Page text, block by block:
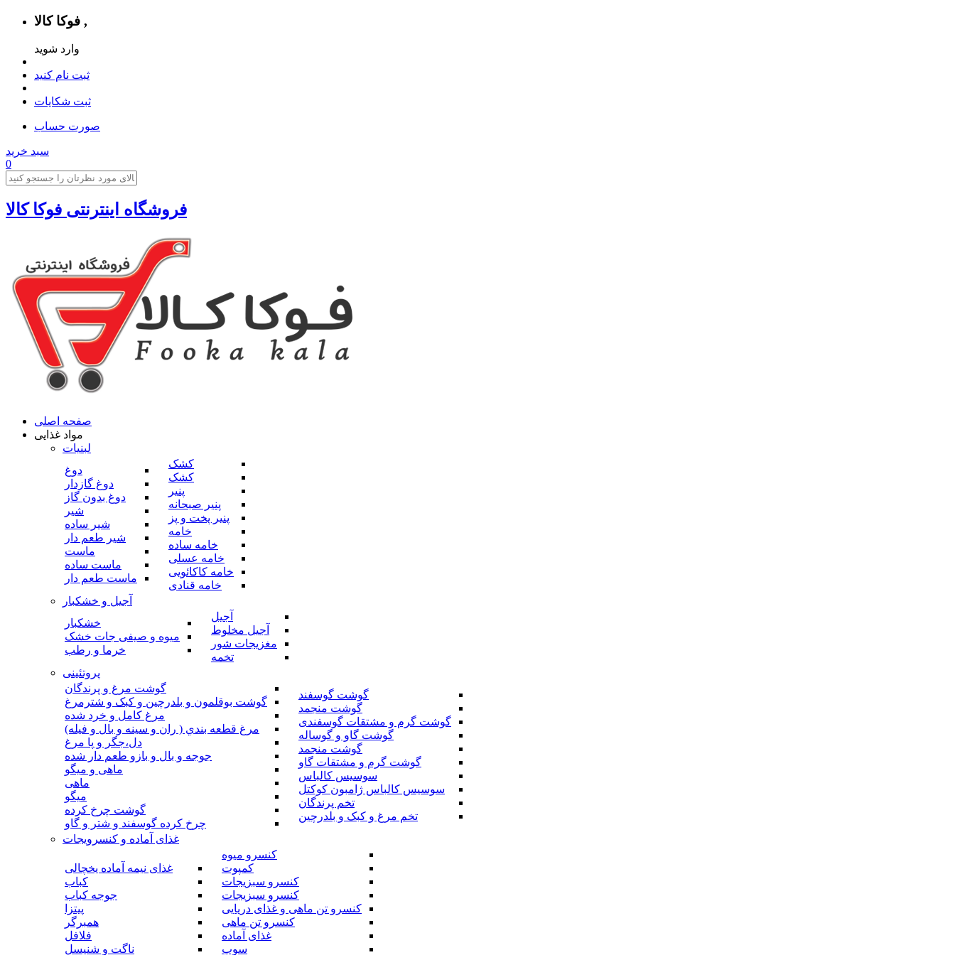
فوکا کالا ,
وارد شوید
ثبت نام کنید
ثبت شکایات
صورت حساب
سبد خرید
0
فروشگاه اینترنتی فوکا کالا
صفحه اصلی
مواد غذایی
لبنیات
کشک
کشک
پنیر
پنیر صبحانه
پنیر پخت و پز
خامه
خامه ساده
خامه عسلی
خامه کاکائویی
خامه قنادی
دوغ
دوغ گازدار
دوغ بدون گاز
شیر
شیر ساده
شیر طعم دار
ماست
ماست ساده
ماست طعم دار
آجیل و خشکبار
آجیل
آجیل مخلوط
مغزیجات شور
تخمه
خشکبار
میوه و صیفی جات خشک
خرما و رطب
پروتئینی
گوشت گوسفند
گوشت منجمد
گوشت گرم و مشتقات گوسفندی
گوشت گاو و گوساله
گوشت منجمد
گوشت گرم و مشتقات گاو
سوسیس کالباس
سوسیس کالباس ژامبون کوکتل
تخم پرندگان
تخم مرغ و کبک و بلدرچین
گوشت مرغ و پرندگان
گوشت بوقلمون و بلدرچین و کبک و شترمرغ
مرغ کامل و خرد شده
مرغ قطعه بندي ( ران و سينه و بال و فيله)
دل،جگر و پا مرغ
جوجه و بال و بازو طعم دار شده
ماهی و میگو
ماهی
میگو
گوشت چرخ کرده
چرخ کرده گوسفند و شتر و گاو
غذای آماده و کنسرویجات
کنسرو میوه
کمپوت
کنسرو سبزیجات
کنسرو سبزیجات
کنسرو تن ماهی و غذای دریایی
کنسرو تن ماهی
غذای آماده
سوپ
غذای نیمه آماده یخچالی
کباب
جوجه کباب
پیتزا
همبرگر
فلافل
ناگت و شنیسل